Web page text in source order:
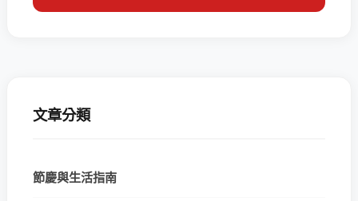
文章分類
節慶與生活指南